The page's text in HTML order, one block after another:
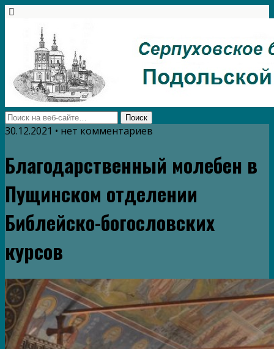
30.12.2021 • нет комментариев
Благодарственный молебен в
Пущинском отделении
Библейско-богословских
курсов